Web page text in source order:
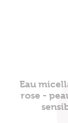
Eau
rose -